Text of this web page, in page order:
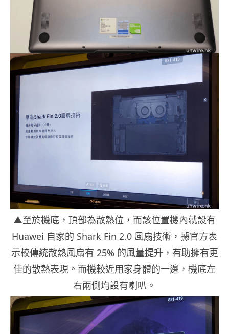
▲至於機底，頂部為散熱位，而該位置機內就設有
Huawei 自家的 Shark Fin 2.0 風扇技術，據官方表
示較傳統散熱風扇有 25% 的風量提升，有助擁有更
佳的散熱表現。而機較近用家身體的一邊，機底左
右兩側均設有喇叭。